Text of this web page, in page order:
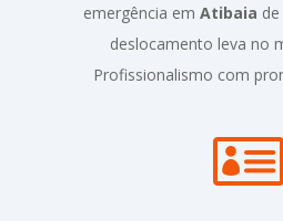
emergência emAtibaia
deslocamento leva no
Profissionalismo com
